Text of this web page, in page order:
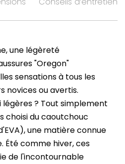
une légèreté
"Oregon"
sensations à tous les
novices ou avertis.
légères ? Tout simplement
choisi du caoutchouc
une matière connue
Été comme hiver, ces
de l'incontournable